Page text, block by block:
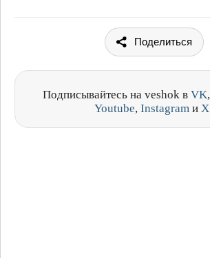
Поделиться
Подписывайтесь на veshok в VK,
Youtube, Instagram и X